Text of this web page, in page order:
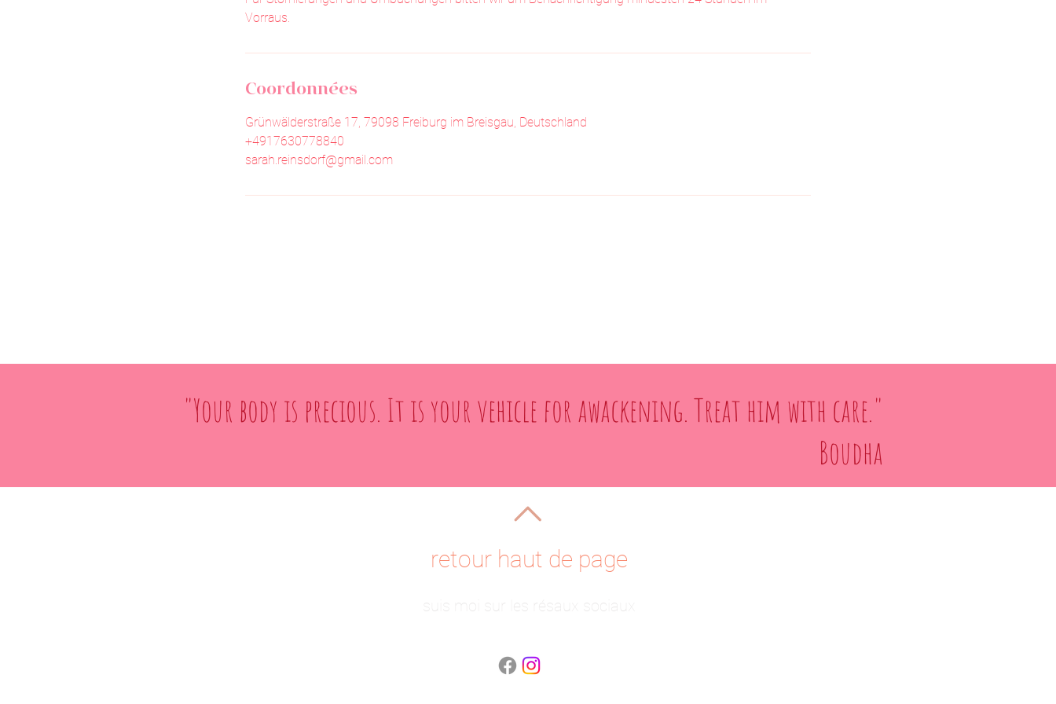
Vorraus.
Coordonnées
Grünwälderstraße 17, 79098 Freiburg im Breisgau, Deutschland
+4917630778840
sarah.reinsdorf@gmail.com
"Your body is precious. It is your vehicle for awackening. Treat him with care."
Boudha
retour haut de page
suis moi sur les résaux sociaux